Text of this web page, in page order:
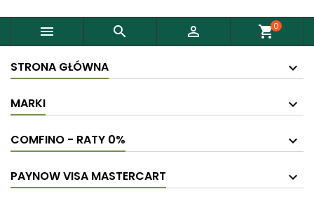
   shopping_cart0
STRONA GŁÓWNA
MARKI
COMFINO - RATY 0%
PAYNOW VISA MASTERCART